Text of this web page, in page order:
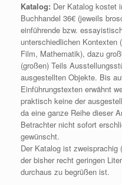
Katalog: Der Katalog kostet
Buchhandel 36€ (jeweils
einführende bzw.
unterschiedlichen Kontexten
Film, Mathematik), dazu
(großen) Teils
ausgestellten Objekte. Bis
Einführungstexten erwähnt
praktisch keine der
da eine ganze Reihe dieser
Betrachter nicht sofort
gewünscht.
Der Katalog ist
der bisher recht geringen
durchaus zu begrüßen ist.